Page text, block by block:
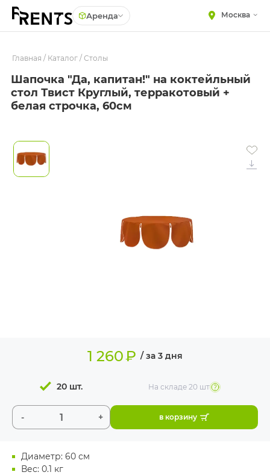
Аренда Москва
МЕБЕЛЬ
ПОСУДА
ТЕКСТИЛЬ
ПОДСТАВКИ И ВАЗЫ
ДЛЯ ФЛОРИСТИКИ
Стулья
Подушки для стульев
Барная мебель
Главная / Каталог / Столы
Шапочка "Да, капитан!" на коктейльный
стол Твист Круглый, терракотовый +
белая строчка, 60см
Диаметр: 60 см
Вес: 0.1 кг
1 260₽ / за 3 дня
- +
20 шт. На складе 20 шт
в корзину